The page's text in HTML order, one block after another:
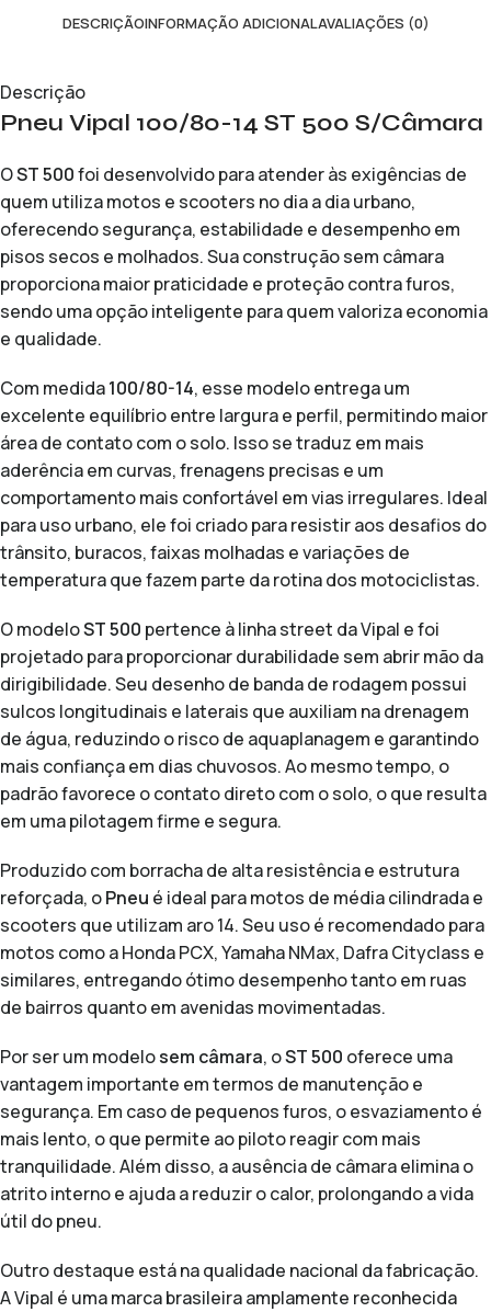
DESCRIÇÃOINFORMAÇÃO ADICIONALAVALIAÇÕES (0)
Descrição
Pneu Vipal 100/80-14 ST 500 S/Câmara
OST 500foi desenvolvido para atender às exigências de
quem utiliza motos e scooters no dia a dia urbano,
oferecendo segurança, estabilidade e desempenho em
pisos secos e molhados. Sua construção sem câmara
proporciona maior praticidade e proteção contra furos,
sendo uma opção inteligente para quem valoriza economia
e qualidade.
Com medida100/80-14, esse modelo entrega um
excelente equilíbrio entre largura e perfil, permitindo maior
área de contato com o solo. Isso se traduz em mais
aderência em curvas, frenagens precisas e um
comportamento mais confortável em vias irregulares. Ideal
para uso urbano, ele foi criado para resistir aos desafios do
trânsito, buracos, faixas molhadas e variações de
temperatura que fazem parte da rotina dos motociclistas.
O modeloST 500 pertence à linha street da Vipal e foi
projetado para proporcionar durabilidade sem abrir mão da
dirigibilidade. Seu desenho de banda de rodagem possui
sulcos longitudinais e laterais que auxiliam na drenagem
de água, reduzindo o risco de aquaplanagem e garantindo
mais confiança em dias chuvosos. Ao mesmo tempo, o
padrão favorece o contato direto com o solo, o que resulta
em uma pilotagem firme e segura.
Produzido com borracha de alta resistência e estrutura
reforçada, oPneu é ideal para motos de média cilindrada e
scooters que utilizam aro 14. Seu uso é recomendado para
motos como a Honda PCX, Yamaha NMax, Dafra Cityclass e
similares, entregando ótimo desempenho tanto em ruas
de bairros quanto em avenidas movimentadas.
Por ser um modelosem câmara, oST 500 oferece uma
vantagem importante em termos de manutenção e
segurança. Em caso de pequenos furos, o esvaziamento é
mais lento, o que permite ao piloto reagir com mais
tranquilidade. Além disso, a ausência de câmara elimina o
atrito interno e ajuda a reduzir o calor, prolongando a vida
útil do pneu.
Outro destaque está na qualidade nacional da fabricação.
A Vipal é uma marca brasileira amplamente reconhecida